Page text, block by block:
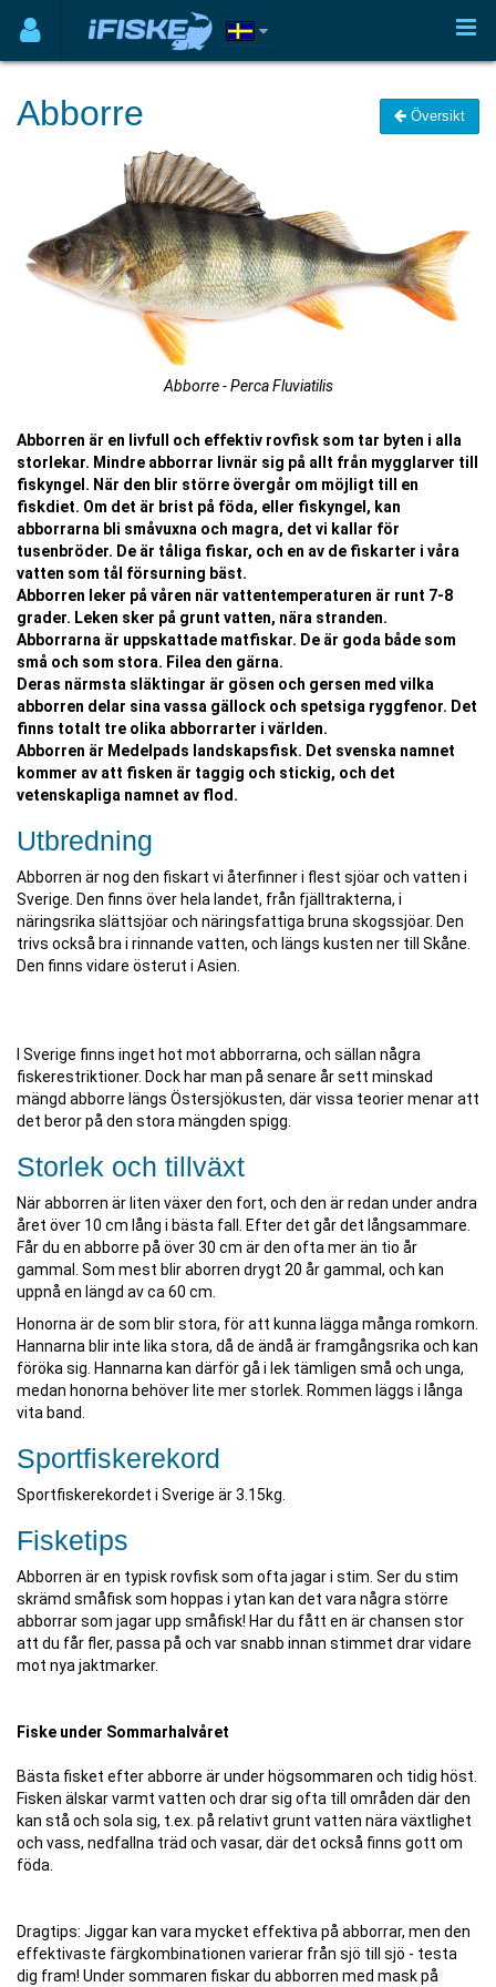
Abborre Översikt
Abborre - Perca Fluviatilis
Abborren är en livfull och effektiv rovfisk som tar byten i alla
storlekar. Mindre abborrar livnär sig på allt från mygglarver till
fiskyngel. När den blir större övergår om möjligt till en
fiskdiet. Om det är brist på föda, eller fiskyngel, kan
abborrarna bli småvuxna och magra, det vi kallar för
tusenbröder. De är tåliga fiskar, och en av de fiskarter i våra
vatten som tål försurning bäst.
Abborren leker på våren när vattentemperaturen är runt 7-8
grader. Leken sker på grunt vatten, nära stranden.
Abborrarna är uppskattade matfiskar. De är goda både som
små och som stora. Filea den gärna.
Deras närmsta släktingar är gösen och gersen med vilka
abborren delar sina vassa gällock och spetsiga ryggfenor. Det
finns totalt tre olika abborrarter i världen.
Abborren är Medelpads landskapsfisk. Det svenska namnet
kommer av att fisken är taggig och stickig, och det
vetenskapliga namnet av flod.
Utbredning
Abborren är nog den fiskart vi återfinner i flest sjöar och vatten i
Sverige. Den finns över hela landet, från fjälltrakterna, i
näringsrika slättsjöar och näringsfattiga bruna skogssjöar. Den
trivs också bra i rinnande vatten, och längs kusten ner till Skåne.
Den finns vidare österut i Asien.
I Sverige finns inget hot mot abborrarna, och sällan några
fiskerestriktioner. Dock har man på senare år sett minskad
mängd abborre längs Östersjökusten, där vissa teorier menar att
det beror på den stora mängden spigg.
Storlek och tillväxt
När abborren är liten växer den fort, och den är redan under andra
året över 10 cm lång i bästa fall. Efter det går det långsammare.
Får du en abborre på över 30 cm är den ofta mer än tio år
gammal. Som mest blir aborren drygt 20 år gammal, och kan
uppnå en längd av ca 60 cm.
Honorna är de som blir stora, för att kunna lägga många romkorn.
Hannarna blir inte lika stora, då de ändå är framgångsrika och kan
föröka sig. Hannarna kan därför gå i lek tämligen små och unga,
medan honorna behöver lite mer storlek. Rommen läggs i långa
vita band.
Sportfiskerekord
Sportfiskerekordet i Sverige är 3.15kg.
Fisketips
Abborren är en typisk rovfisk som ofta jagar i stim. Ser du stim
skrämd småfisk som hoppas i ytan kan det vara några större
abborrar som jagar upp småfisk! Har du fått en är chansen stor
att du får fler, passa på och var snabb innan stimmet drar vidare
mot nya jaktmarker.
Fiske under Sommarhalvåret
Bästa fisket efter abborre är under högsommaren och tidig höst.
Fisken älskar varmt vatten och drar sig ofta till områden där den
kan stå och sola sig, t.ex. på relativt grunt vatten nära växtlighet
och vass, nedfallna träd och vasar, där det också finns gott om
föda.
Dragtips: Jiggar kan vara mycket effektiva på abborrar, men den
effektivaste färgkombinationen varierar från sjö till sjö - testa
dig fram! Under sommaren fiskar du abborren med mask på